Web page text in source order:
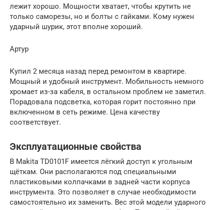
лежит хорошо. Мощности хватает, чтобы крутить не
только саморезы, но и болты с гайками. Кому нужен
ударный шурик, этот вполне хороший.
Артур
Купил 2 месяца назад перед ремонтом в квартире.
Мощный и удобный инструмент. Мобильность немного
хромает из-за кабеля, в остальном проблем не заметил.
Порадовала подсветка, которая горит постоянно при
включенном в сеть режиме. Цена качеству
соответствует.
Эксплуатационные свойства
В Makita TD0101F имеется лёгкий доступ к угольным
щёткам. Они располагаются под специальными
пластиковыми колпачками в задней части корпуса
инструмента. Это позволяет в случае необходимости
самостоятельно их заменить. Вес этой модели ударного